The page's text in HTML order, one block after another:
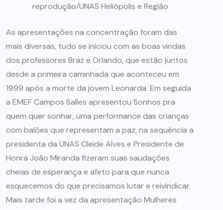
reprodução/UNAS Heliópolis e Região
As apresentações na concentração foram das
mais diversas, tudo se iniciou com as boas vindas
dos professores Braz e Orlando, que estão juntos
desde a primeira caminhada que aconteceu em
1999 após a morte da jovem Leonarda. Em seguida
a EMEF Campos Salles apresentou Sonhos pra
quem quer sonhar, uma performance das crianças
com balões que representam a paz, na sequência a
presidenta da UNAS Cleide Alves e Presidente de
Honra João Miranda fizeram suas saudações
cheias de esperança e afeto para que nunca
esquecemos do que precisamos lutar e reivindicar.
Mais tarde foi a vez da apresentação Mulheres